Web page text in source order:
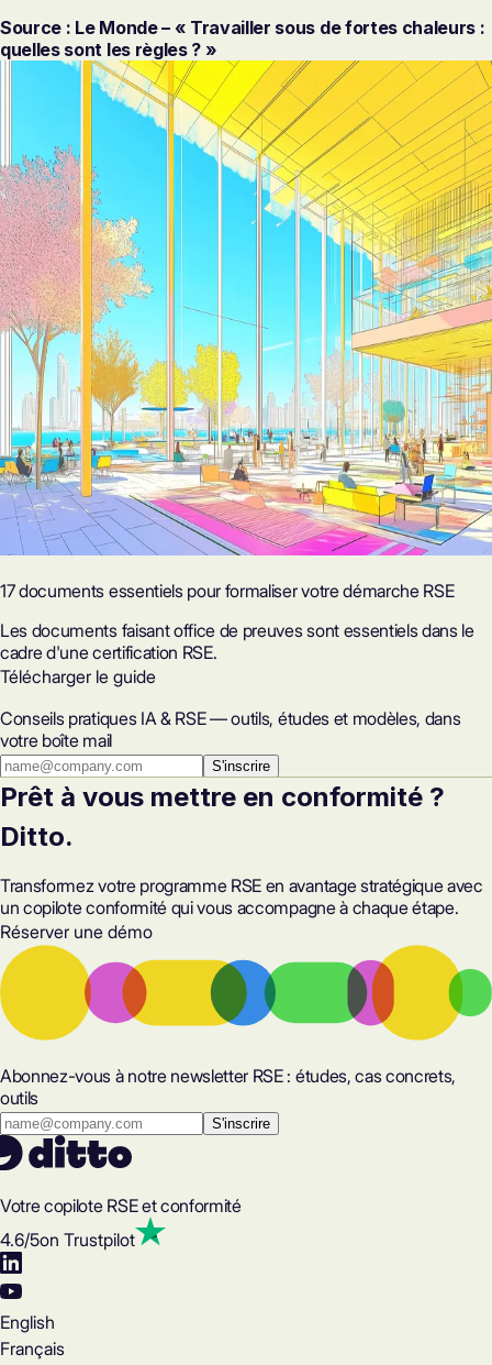
Source : Le Monde – « Travailler sous de fortes chaleurs :
quelles sont les règles ? »
17 documents essentiels pour formaliser votre démarche RSE
Les documents faisant office de preuves sont essentiels dans le
cadre d'une certification RSE.
Télécharger le guide
Conseils pratiques IA & RSE — outils, études et modèles, dans
votre boîte mail
S'inscrire
Prêt à vous mettre en conformité ?
Ditto.
Transformez votre programme RSE en avantage stratégique avec
un copilote conformité qui vous accompagne à chaque étape.
Réserver une démo
Abonnez-vous à notre newsletter RSE : études, cas concrets,
outils
Votre copilote RSE et conformité
4.6/5on Trustpilot
English
Français